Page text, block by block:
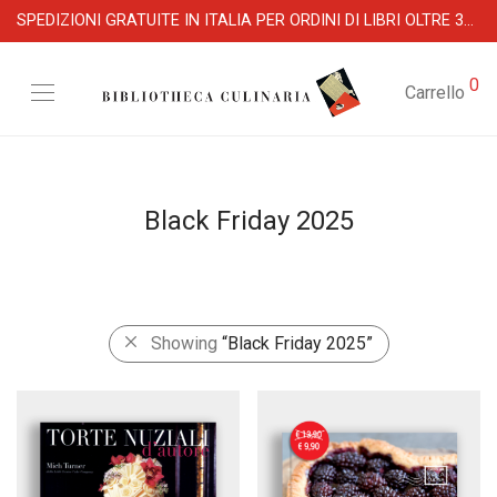
SPEDIZIONI GRATUITE IN ITALIA PER ORDINI DI LIBRI OLTRE 39 €
Carrello 0
Black Friday 2025
Showing “Black Friday 2025”